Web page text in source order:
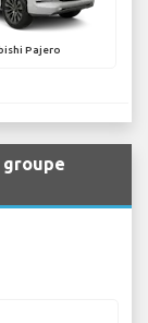
Pajero
groupe